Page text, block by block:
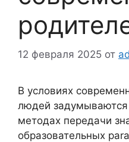
12 февраля 2025 от
В условиях
людей задумываются
методах передачи
образовательных